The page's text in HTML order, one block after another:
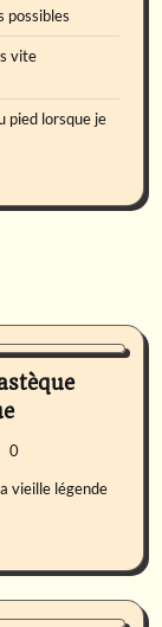
possibles
vite
pied lorsque je
0
vieille légende